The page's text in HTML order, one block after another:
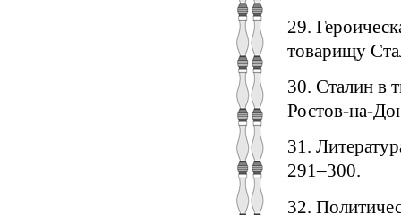
29.
товарищу
30. Сталин в
Ростов-на-
31.
291–300.
32.